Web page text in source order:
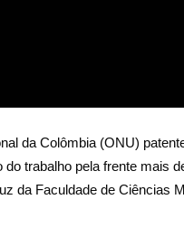
da Colômbia (ONU)
trabalho pela frente mais
da Faculdade de Ciências